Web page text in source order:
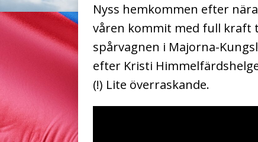
Nyss hemkommen efter
våren kommit med full kraft
spårvagnen i Majorna-
efter Kristi
(!) Lite överraskande.